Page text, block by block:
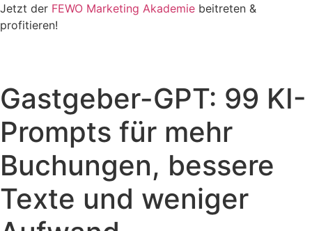
Zum
Inhalt
Jetzt der FEWO Marketing Akademie beitreten &
profitieren!
Gastgeber-GPT: 99 KI-
Prompts für mehr
Buchungen, bessere
Texte und weniger